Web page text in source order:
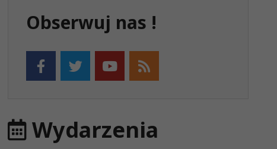
Obserwuj nas !
Wydarzenia